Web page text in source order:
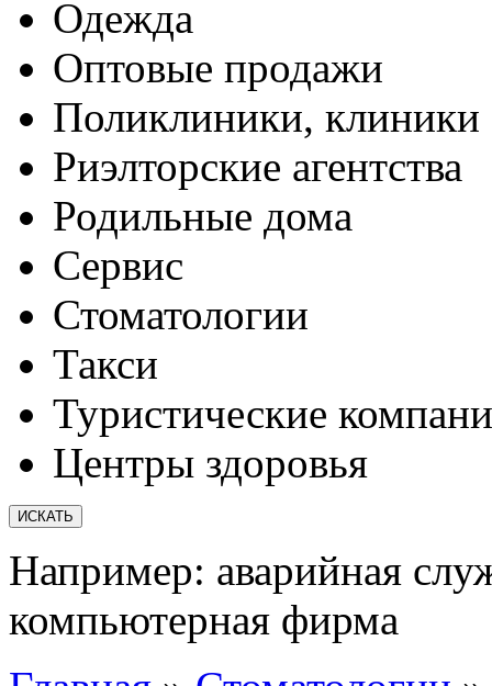
Одежда
Оптовые продажи
Поликлиники, клиники
Риэлторские агентства
Родильные дома
Сервис
Стоматологии
Такси
Туристические
Центры здоровья
Например: аварийная
компьютерная фирма